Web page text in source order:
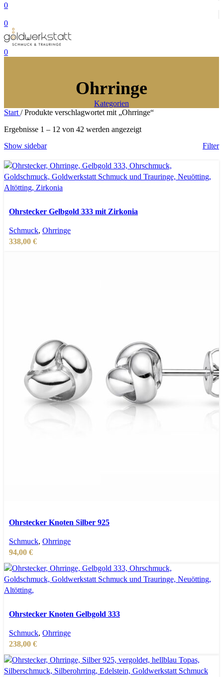
0
0
0
Ohrringe
Kategorien
Start / Produkte verschlagwortet mit „Ohrringe“
Ergebnisse 1 – 12 von 42 werden angezeigtNach
Show sidebar Filter
Schnellansicht
Ohrstecker Gelbgold 333 mit Zirkonia
Schmuck, Ohrringe
338,00 €
Schnellansicht
Ohrstecker Knoten Silber 925
Schmuck, Ohrringe
94,00 €
Schnellansicht
Ohrstecker Knoten Gelbgold 333
Schmuck, Ohrringe
238,00 €